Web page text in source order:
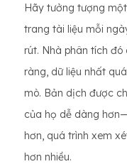
Hãy tưởng tượng
trang tài liệu mỗi
rút. Nhà phân tích
ràng, dữ liệu nhất
mò. Bản dịch được
của họ dễ dàng
hơn, quá trình xem
hơn nhiều.